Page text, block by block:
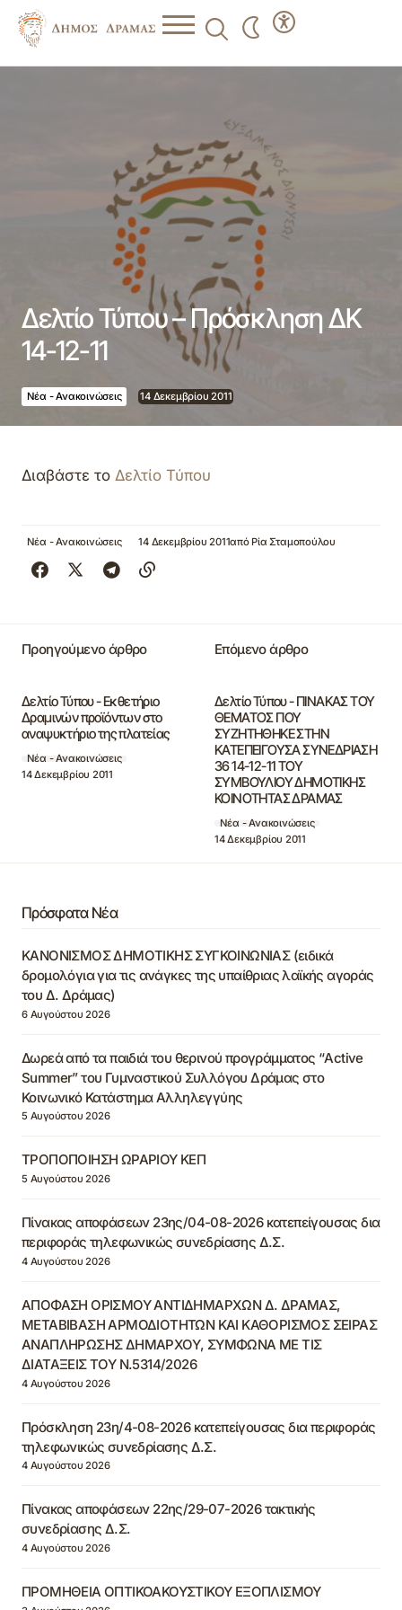
Δελτίο Τύπου – Πρόσκληση ΔΚ
14-12-11
Νέα - Ανακοινώσεις 14 Δεκεμβρίου 2011
Διαβάστε το Δελτίο Τύπου
Νέα - Ανακοινώσεις 14 Δεκεμβρίου 2011από Ρία Σταμοπούλου
Προηγούμενο άρθρο
Δελτίο Τύπου - Εκθετήριο
Δραμινών προϊόντων στο
αναψυκτήριο της πλατείας
Νέα - Ανακοινώσεις
14 Δεκεμβρίου 2011
Επόμενο άρθρο
Δελτίο Τύπου - ΠΙΝΑΚΑΣ ΤΟΥ
ΘΕΜΑΤΟΣ ΠΟΥ
ΣΥΖΗΤΗΘΗΚΕ ΣΤΗN
ΚΑΤΕΠΕΙΓΟΥΣΑ ΣΥΝΕΔΡΙΑΣΗ
36 14-12-11 ΤΟΥ
ΣΥΜΒΟΥΛΙΟΥ ΔΗΜΟΤΙΚΗΣ
ΚΟΙΝΟΤΗΤΑΣ ΔΡΑΜΑΣ
Νέα - Ανακοινώσεις
14 Δεκεμβρίου 2011
Πρόσφατα Νέα
ΚΑΝΟΝΙΣΜΟΣ ΔΗΜΟΤΙΚΗΣ ΣΥΓΚΟΙΝΩΝΙΑΣ (ειδικά
δρομολόγια για τις ανάγκες της υπαίθριας λαϊκής αγοράς
του Δ. Δράμας)
6 Αυγούστου 2026
Δωρεά από τα παιδιά του θερινού προγράμματος “Active
Summer” του Γυμναστικού Συλλόγου Δράμας στο
Κοινωνικό Κατάστημα Αλληλεγγύης
5 Αυγούστου 2026
ΤΡΟΠΟΠΟΙΗΣΗ ΩΡΑΡΙΟΥ ΚΕΠ
5 Αυγούστου 2026
Πίνακας αποφάσεων 23ης/04-08-2026 κατεπείγουσας δια
περιφοράς τηλεφωνικώς συνεδρίασης Δ.Σ.
4 Αυγούστου 2026
ΑΠΟΦΑΣΗ ΟΡΙΣΜΟΥ ΑΝΤΙΔΗΜΑΡΧΩΝ Δ. ΔΡΑΜΑΣ,
ΜΕΤΑΒΙΒΑΣΗ ΑΡΜΟΔΙΟΤΗΤΩΝ ΚΑΙ ΚΑΘΟΡΙΣΜΟΣ ΣΕΙΡΑΣ
ΑΝΑΠΛΗΡΩΣΗΣ ΔΗΜΑΡΧΟΥ, ΣΥΜΦΩΝΑ ΜΕ ΤΙΣ
ΔΙΑΤΑΞΕΙΣ ΤΟΥ Ν.5314/2026
4 Αυγούστου 2026
Πρόσκληση 23η/4-08-2026 κατεπείγουσας δια περιφοράς
τηλεφωνικώς συνεδρίασης Δ.Σ.
4 Αυγούστου 2026
Πίνακας αποφάσεων 22ης/29-07-2026 τακτικής
συνεδρίασης Δ.Σ.
4 Αυγούστου 2026
ΠΡΟΜΗΘΕΙΑ ΟΠΤΙΚΟΑΚΟΥΣΤΙΚΟΥ ΕΞΟΠΛΙΣΜΟΥ